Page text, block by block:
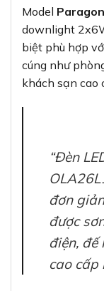
Model
downlight
biệt phù hợp
cúng như
khách sạn cao
“Đèn
đơn
được
điện,
cao cấp